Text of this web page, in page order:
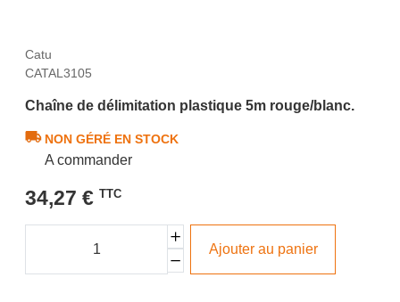
Catu
CATAL3105
Chaîne de délimitation plastique 5m rouge/blanc.
NON GÉRÉ EN STOCK
A commander
34,27 € TTC
Ajouter au panier